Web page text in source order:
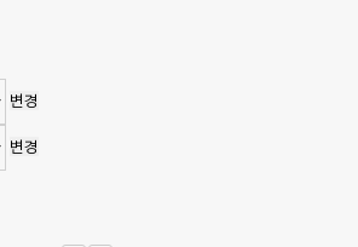
변경
변경